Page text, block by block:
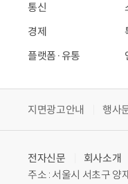
통신
경제
플랫폼·유통
지면광고안내 행사
전자신문
회사소개
주소 : 서울시 서초구